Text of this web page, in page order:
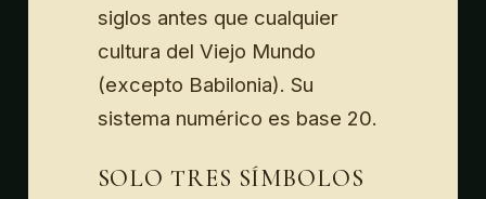
siglos antes que cualquier
cultura del Viejo Mundo
(excepto Babilonia). Su
sistema numérico es base 20.
SOLO TRES SÍMBOLOS